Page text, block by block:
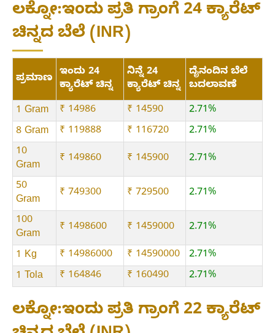
ಲಕ್ನೋ:ಇಂದು ಪ್ರತಿ ಗ್ರಾಂಗೆ 24 ಕ್ಯಾರೆಟ್
ಚಿನ್ನದ ಬೆಲೆ (INR)
ಪ್ರಮಾಣ ಇಂದು 24
ಕ್ಯಾರೆಟ್ ಚಿನ್ನ
ನಿನ್ನೆ 24
ಕ್ಯಾರೆಟ್ ಚಿನ್ನ
ದೈನಂದಿನ ಬೆಲೆ
ಬದಲಾವಣೆ
1 Gram
₹ 14986 ₹ 14590
2.71%
8 Gram
₹ 119888 ₹ 116720
2.71%
10
Gram
₹ 149860 ₹ 145900 2.71%
50
Gram
₹ 749300 ₹ 729500 2.71%
100
Gram
₹ 1498600 ₹ 1459000 2.71%
1 Kg ₹ 14986000 ₹ 14590000
2.71%
1 Tola
₹ 164846 ₹ 160490 2.71%
ಲಕ್ನೋ:ಇಂದು ಪ್ರತಿ ಗ್ರಾಂಗೆ 22 ಕ್ಯಾರೆಟ್